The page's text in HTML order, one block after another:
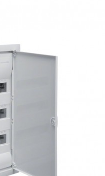
Legrand Valena Allure
Legrand Valena Classic